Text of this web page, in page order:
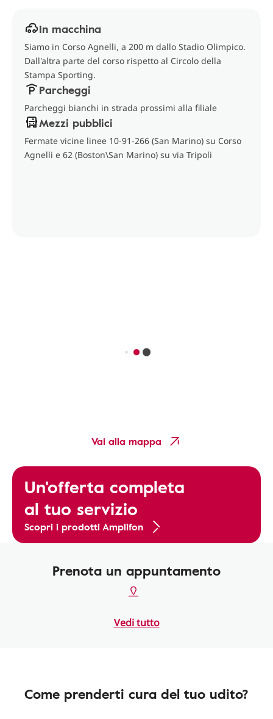
In macchina
Siamo in Corso Agnelli, a 200 m dallo Stadio Olimpico.
Dall'altra parte del corso rispetto al Circolo della
Stampa Sporting.
Parcheggi
Parcheggi bianchi in strada prossimi alla filiale
Mezzi pubblici
Fermate vicine linee 10-91-266 (San Marino) su Corso
Agnelli e 62 (Boston\San Marino) su via Tripoli
Vai alla mappa
Un'offerta completa
al tuo servizio
Scopri i prodotti Amplifon
Prenota un appuntamento
Vedi tutto
Come prenderti cura del tuo udito?